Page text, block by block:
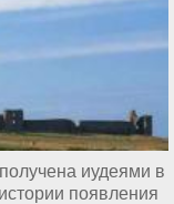
иудеями в
появления